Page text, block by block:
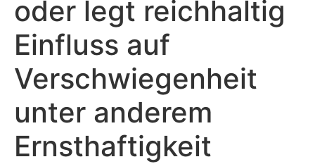
oder legt reichhaltig
Einfluss auf
Verschwiegenheit
unter anderem
Ernsthaftigkeit